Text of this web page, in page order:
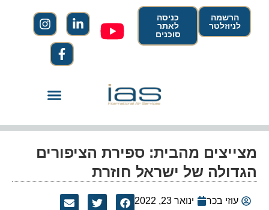
הרשמה
לניוזלטר
כניסה
לאתר
סוכנים
מצייצים מהבית: ספירת הציפורים
הגדולה של ישראל חוזרת
עוזי בכר
ינואר 23, 2022